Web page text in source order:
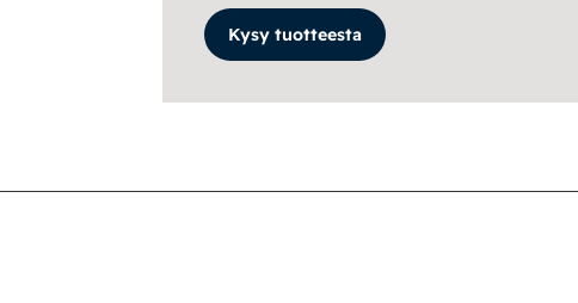
Kysy tuotteesta